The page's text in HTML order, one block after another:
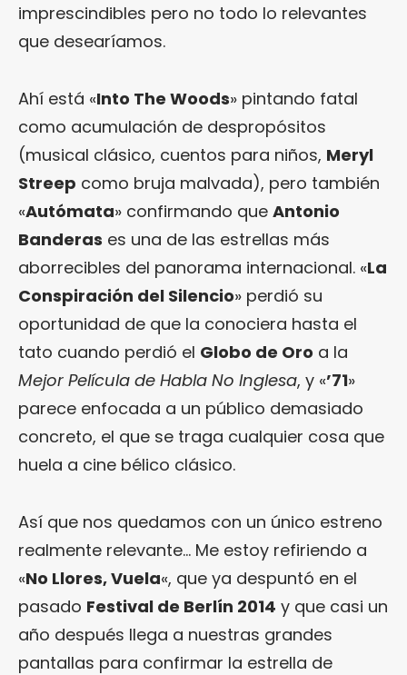
imprescindibles pero no todo lo relevantes
que desearíamos.
Ahí está «Into The Woods» pintando fatal
como acumulación de despropósitos
(musical clásico, cuentos para niños, Meryl
Streep como bruja malvada), pero también
«Autómata» confirmando que Antonio
Banderas es una de las estrellas más
aborrecibles del panorama internacional. «La
Conspiración del Silencio» perdió su
oportunidad de que la conociera hasta el
tato cuando perdió el Globo de Oro a la
Mejor Película de Habla No Inglesa, y «’71»
parece enfocada a un público demasiado
concreto, el que se traga cualquier cosa que
huela a cine bélico clásico.
Así que nos quedamos con un único estreno
realmente relevante… Me estoy refiriendo a
«No Llores, Vuela«, que ya despuntó en el
pasado Festival de Berlín 2014 y que casi un
año después llega a nuestras grandes
pantallas para confirmar la estrella de